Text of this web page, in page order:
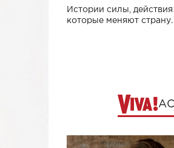
Истории силы, действия
которые меняют страну.